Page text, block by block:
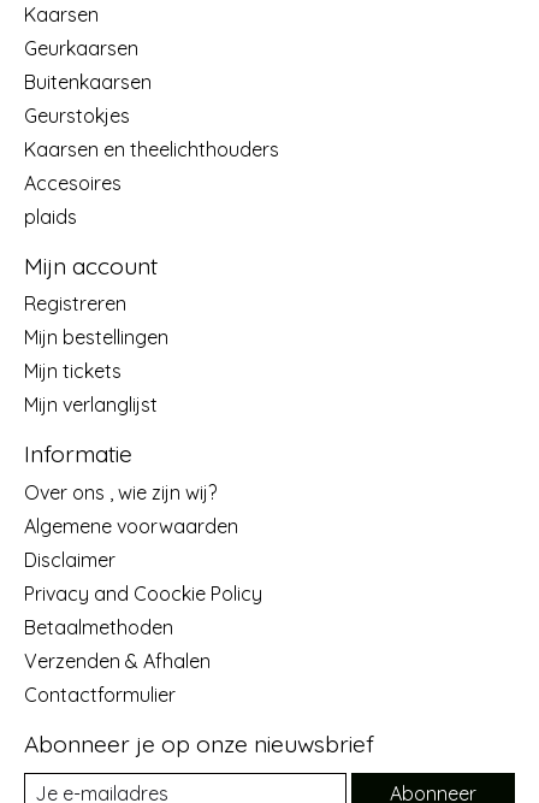
Kaarsen
Geurkaarsen
Buitenkaarsen
Geurstokjes
Kaarsen en theelichthouders
Accesoires
plaids
Mijn account
Registreren
Mijn bestellingen
Mijn tickets
Mijn verlanglijst
Informatie
Over ons , wie zijn wij?
Algemene voorwaarden
Disclaimer
Privacy and Coockie Policy
Betaalmethoden
Verzenden & Afhalen
Contactformulier
Abonneer je op onze nieuwsbrief
Abonneer